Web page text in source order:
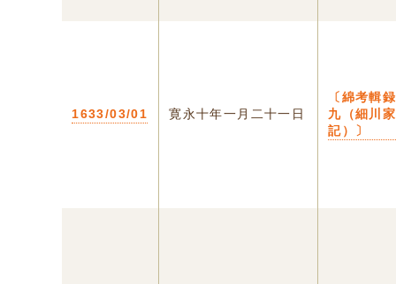
1633/03/01 寛永十年一月二十一日
〔綿考輯
九（細川家
記）〕